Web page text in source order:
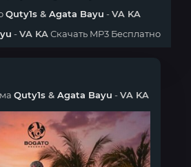
Quty1s & Agata Bayu -VA KA
-VA KA Скачать MP3 Бесплатно
Quty1s& Agata Bayu -VA KA